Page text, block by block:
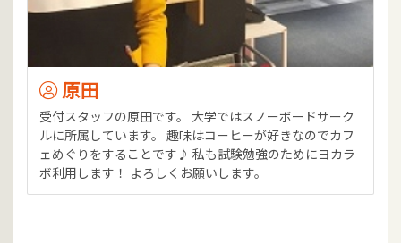
原田
受付スタッフの原田です。 大学ではスノーボードサーク
ルに所属しています。 趣味はコーヒーが好きなのでカフ
ェめぐりをすることです♪ 私も試験勉強のためにヨカラ
ボ利用します！ よろしくお願いします。